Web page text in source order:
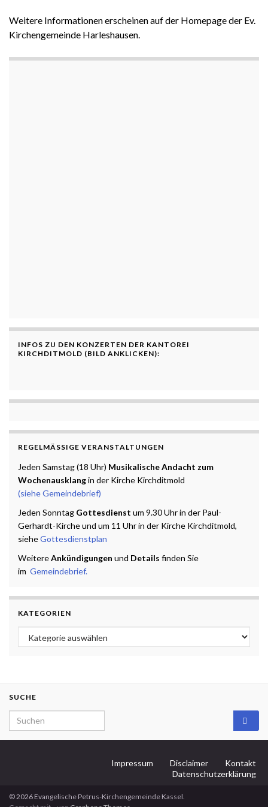
Weitere Informationen erscheinen auf der Homepage der Ev.
Kirchengemeinde Harleshausen.
INFOS ZU DEN KONZERTEN DER KANTOREI
KIRCHDITMOLD (BILD ANKLICKEN):
REGELMÄSSIGE VERANSTALTUNGEN
Jeden Samstag (18 Uhr) Musikalische Andacht zum
Wochenausklangin der Kirche Kirchditmold
(siehe Gemeindebrief)
Jeden Sonntag Gottesdienst um 9.30 Uhr in der Paul-
Gerhardt-Kirche und um 11 Uhr in der Kirche Kirchditmold,
sieheGottesdienstplan
WeitereAnkündigungen und Details finden Sie
im Gemeindebrief.
KATEGORIEN
Kategorien
SUCHE
Search for:
Impressum Disclaimer
Kontakt
Datenschutzerklärung
© 2026 Evangelische Petrus-Kirchengemeinde Kassel.